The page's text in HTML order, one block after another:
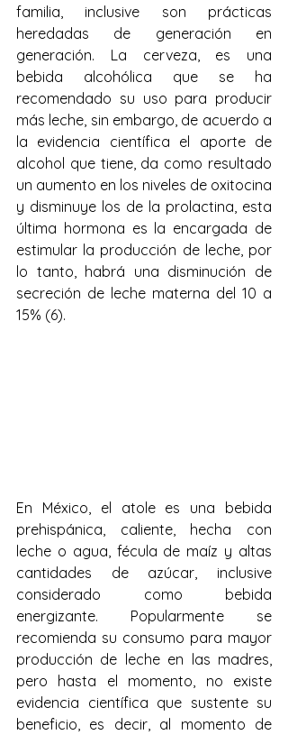
familia, inclusive son prácticas
heredadas de generación en
generación. La cerveza, es una
bebida alcohólica que se ha
recomendado su uso para producir
más leche, sin embargo, de acuerdo a
la evidencia científica el aporte de
alcohol que tiene, da como resultado
un aumento en los niveles de oxitocina
y disminuye los de la prolactina, esta
última hormona es la encargada de
estimular la producción de leche, por
lo tanto, habrá una disminución de
secreción de leche materna del 10 a
15% (6).
En México, el atole es una bebida
prehispánica, caliente, hecha con
leche o agua, fécula de maíz y altas
cantidades de azúcar, inclusive
considerado como bebida
energizante. Popularmente se
recomienda su consumo para mayor
producción de leche en las madres,
pero hasta el momento, no existe
evidencia científica que sustente su
beneficio, es decir, al momento de